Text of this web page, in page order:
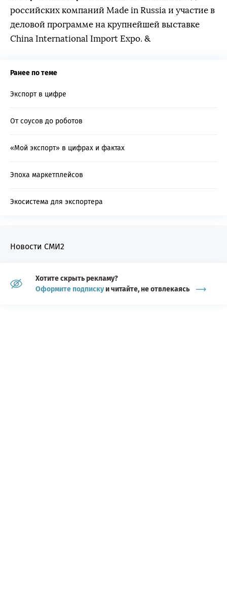
российских компаний Made in Russia и участие в
деловой программе на крупнейшей выставке
China International Import Expo. &
Ранее по теме
Экспорт в цифре
От соусов до роботов
«Мой экспорт» в цифрах и фактах
Эпоха маркетплейсов
Экосистема для экспортера
Новости СМИ2
Хотите скрыть рекламу?
Оформите подпискуи читайте, не отвлекаясь